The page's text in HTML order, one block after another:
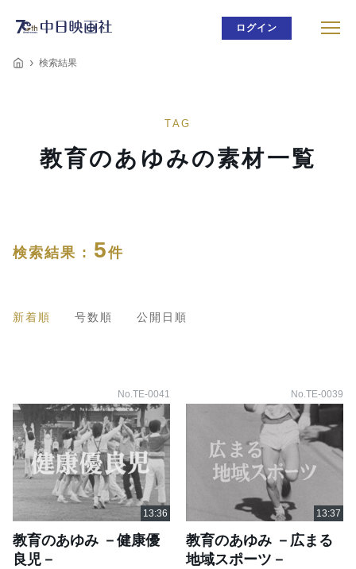
ログイン
検索結果
TAG
教育のあゆみの素材一覧
検索結果 : 5件
新着順 号数順 公開日順
No.TE-0041
教育のあゆみ －健康優
良児－
No.TE-0039
教育のあゆみ －広まる
地域スポーツ－